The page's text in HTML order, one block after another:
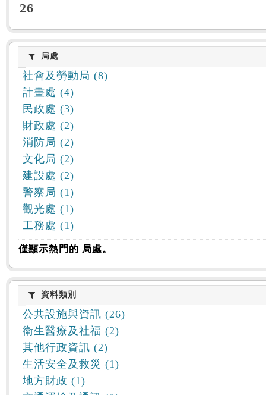
26
局處局處
社會及勞動局 (8)
計畫處 (4)
民政處 (3)
財政處 (2)
消防局 (2)
文化局 (2)
建設處 (2)
警察局 (1)
觀光處 (1)
工務處 (1)
僅顯示熱門的 局處。
資料類別
資料類別
公共設施與資訊 (26)
衛生醫療及社福 (2)
其他行政資訊 (2)
生活安全及救災 (1)
地方財政 (1)